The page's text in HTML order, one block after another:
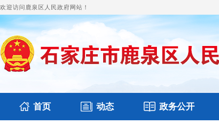
欢迎访问鹿泉区人民政府网站！
首页 动态 政务公开